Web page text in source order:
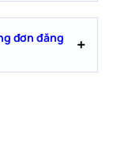
đơn đăng